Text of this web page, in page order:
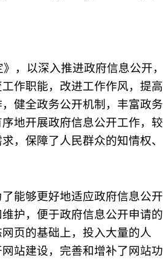
，以深入推进政府信息公开，
作职能，改进工作作风，提高
健全政务公开机制，丰富政务
地开展政府信息公开工作，较
，保障了人民群众的知情权、
能够更好地适应政府信息公开
护，便于政府信息公开申请的
页的基础上，投入大量的人
站建设，完善和增补了网站功